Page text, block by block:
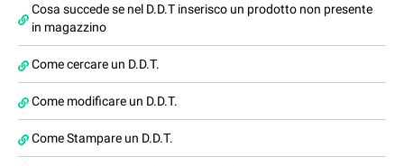
Cosa succede se nel D.D.T inserisco un prodotto non presente
in magazzino
Come cercare un D.D.T.
Come modificare un D.D.T.
Come Stampare un D.D.T.